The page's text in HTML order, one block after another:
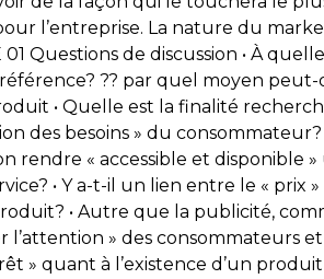
l’entreprise. La nature du
Questions de discussion • À
?? par quel moyen peut-
• Quelle est la finalité
des besoins » du consommateur?
rendre « accessible et disponible »
• Y a-t-il un lien entre le « prix
• Autre que la publicité,
l’attention » des consommateurs et
» quant à l’existence d’un